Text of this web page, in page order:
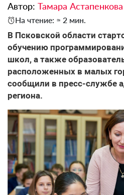
Автор: Тамара Астапенкова
На чтение: ≈ 2 мин.
В Псковской области
обучению
школ, а также
расположенных в малых
сообщили в пресс-службе
региона.